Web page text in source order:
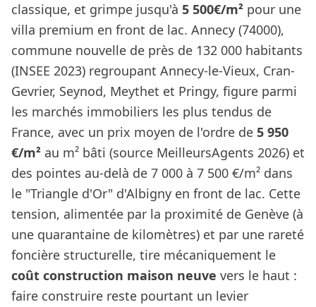
classique, et grimpe jusqu'à 5 500€/m² pour une
villa premium en front de lac. Annecy (74000),
commune nouvelle de près de 132 000 habitants
(INSEE 2023) regroupant Annecy-le-Vieux, Cran-
Gevrier, Seynod, Meythet et Pringy, figure parmi
les marchés immobiliers les plus tendus de
France, avec un prix moyen de l'ordre de 5 950
€/m² au m² bâti (source MeilleursAgents 2026) et
des pointes au-delà de 7 000 à 7 500 €/m² dans
le "Triangle d'Or" d'Albigny en front de lac. Cette
tension, alimentée par la proximité de Genève (à
une quarantaine de kilomètres) et par une rareté
foncière structurelle, tire mécaniquement le
coût construction maison neuve vers le haut :
faire construire reste pourtant un levier